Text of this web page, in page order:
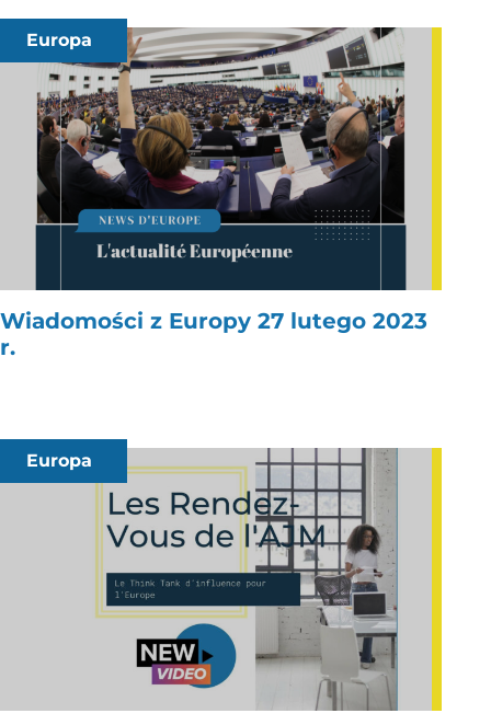
Europa
Wiadomości z Europy 27 lutego 2023
r.
Europa